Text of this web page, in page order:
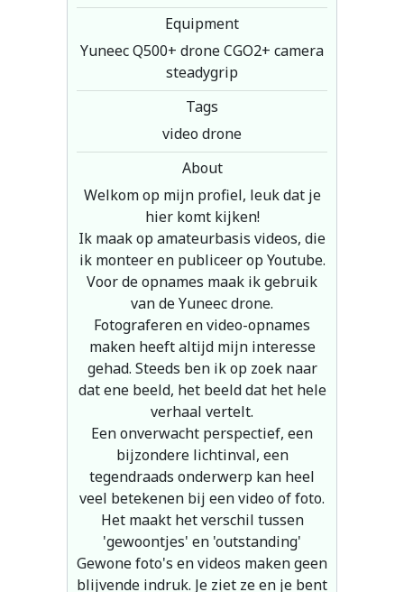
Equipment
Yuneec Q500+ drone CGO2+ camera
steadygrip
Tags
video drone
About
Welkom op mijn profiel, leuk dat je
hier komt kijken!
Ik maak op amateurbasis videos, die
ik monteer en publiceer op Youtube.
Voor de opnames maak ik gebruik
van de Yuneec drone.
Fotograferen en video-opnames
maken heeft altijd mijn interesse
gehad. Steeds ben ik op zoek naar
dat ene beeld, het beeld dat het hele
verhaal vertelt.
Een onverwacht perspectief, een
bijzondere lichtinval, een
tegendraads onderwerp kan heel
veel betekenen bij een video of foto.
Het maakt het verschil tussen
'gewoontjes' en 'outstanding'
Gewone foto's en videos maken geen
blijvende indruk. Je ziet ze en je bent